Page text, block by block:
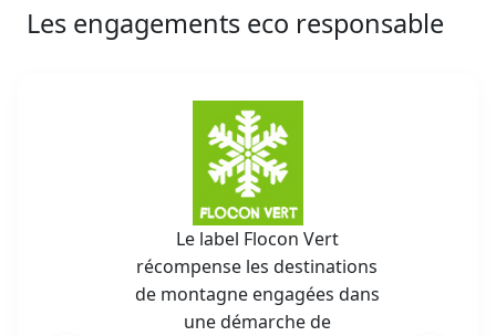
Les engagements eco responsable
Le label Flocon Vert
récompense les destinations
de montagne engagées dans
une démarche de